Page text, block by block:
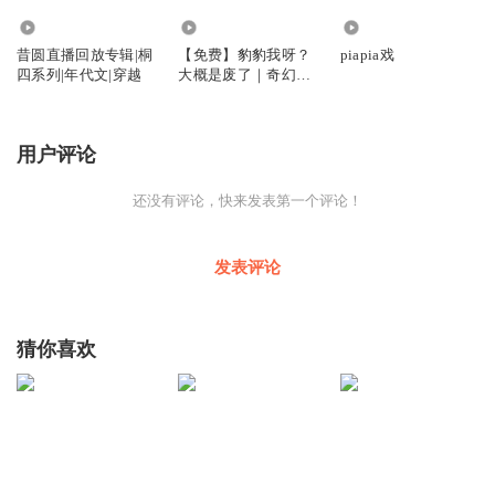
昔圆直播回放专辑|桐
四系列|年代文|穿越
【免费】豹豹我呀？
大概是废了｜奇幻｜
piapia戏
用户评论
还没有评论，快来发表第一个评论！
发表评论
猜你喜欢